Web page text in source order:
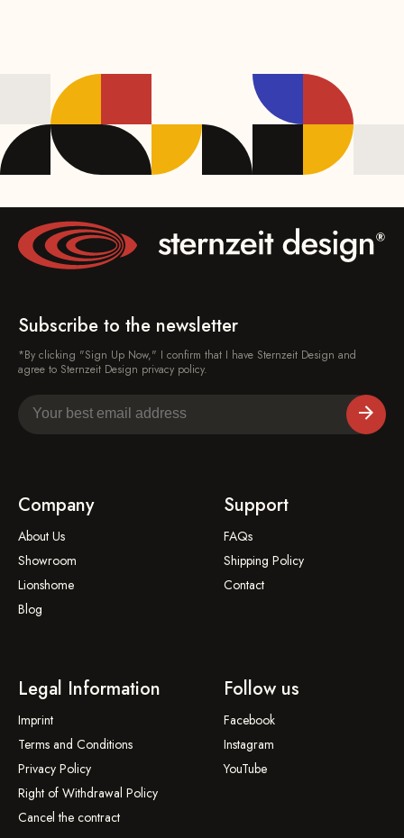
Subscribe to the newsletter
*By clicking "Sign Up Now," I confirm that I have Sternzeit Design and
agree to Sternzeit Design privacy policy.
Company
About Us
Showroom
Lionshome
Blog
Support
FAQs
Shipping Policy
Contact
Legal Information
Imprint
Terms and Conditions
Privacy Policy
Right of Withdrawal Policy
Cancel the contract
Follow us
Facebook
Instagram
YouTube